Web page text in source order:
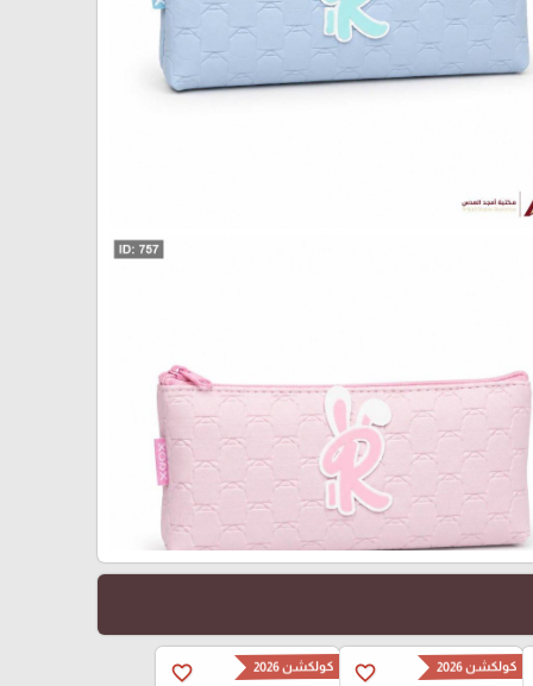
favorite_border كولكشن 2026 favorite_border كولكشن 2026